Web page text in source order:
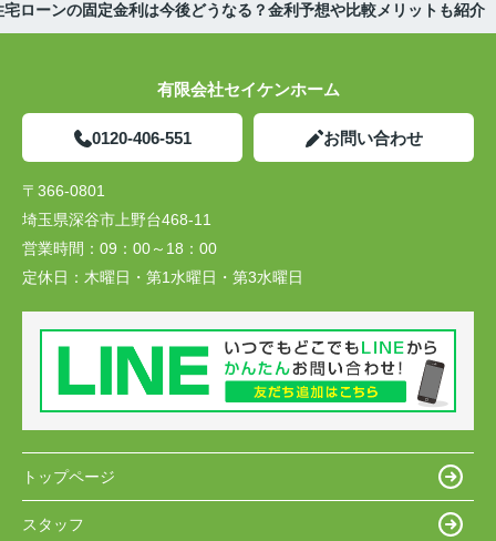
宅ローンの固定金利は今後どうなる？金利予想や比較メリットも紹介
有限会社セイケンホーム
0120-406-551 お問い合わせ
〒366-0801
埼玉県深谷市上野台468-11
営業時間： 09：00～18：00
定休日： 木曜日・第1水曜日・第3水曜日
トップページ
スタッフ